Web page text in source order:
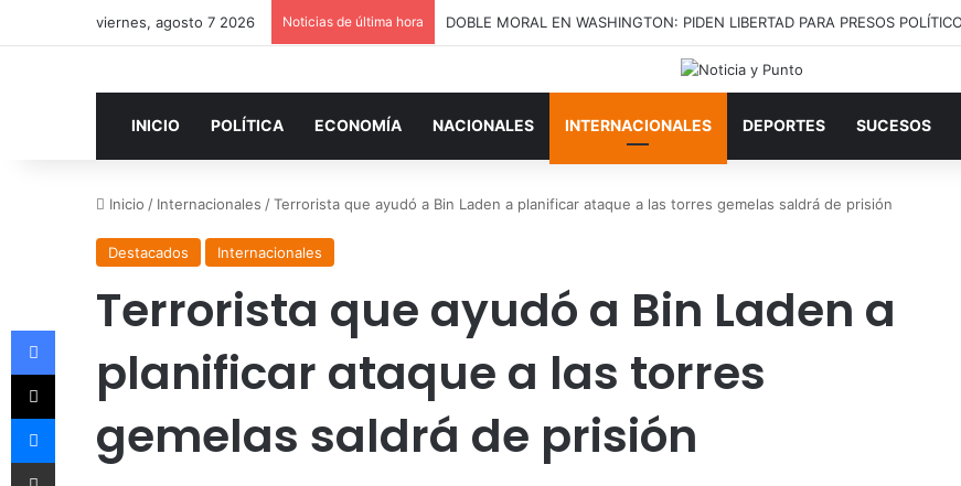
viernes, agosto 7 2026 Noticias de última hora
INICIO POLÍTICA ECONOMÍA NACIONALES INTERNACIONALES DEPORTES SUCESOS
Inicio / Internacionales /Terrorista que ayudó a Bin Laden a planificar ataque a las torres gemelas saldrá de prisión
Destacados Internacionales
Terrorista que ayudó a Bin Laden a
planificar ataque a las torres
gemelas saldrá de prisión
Facebook
X
Messenger
Compartir por correo electrónico